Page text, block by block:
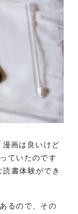
画は良いけど
ていたのです
書体験ができ
るので、その